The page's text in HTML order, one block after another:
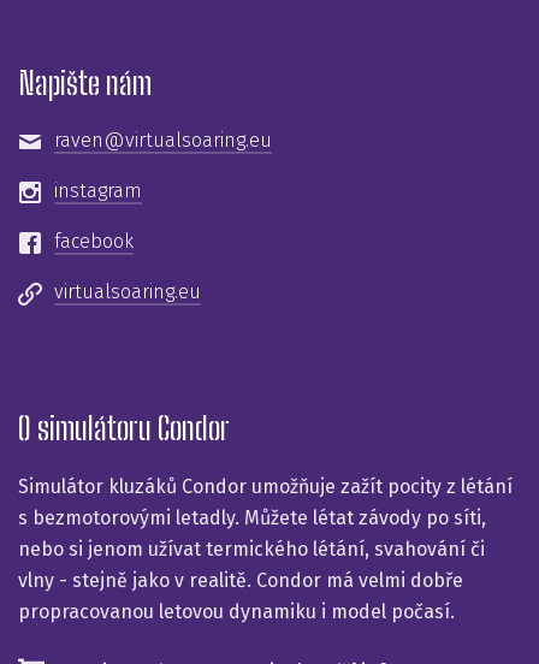
Napište nám
raven virtualsoaring.eu
instagram
facebook
virtualsoaring.eu
O simulátoru Condor
Simulátor kluzáků Condor umožňuje zažít pocity z létání
s bezmotorovými letadly. Můžete létat závody po síti,
nebo si jenom užívat termického létání, svahování či
vlny - stejně jako v realitě. Condor má velmi dobře
propracovanou letovou dynamiku i model počasí.